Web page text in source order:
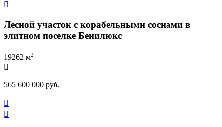

Лесной участок с корабельными соснами в
элитном поселке Бенилюкс
19262 м2

565 600 000 руб.

